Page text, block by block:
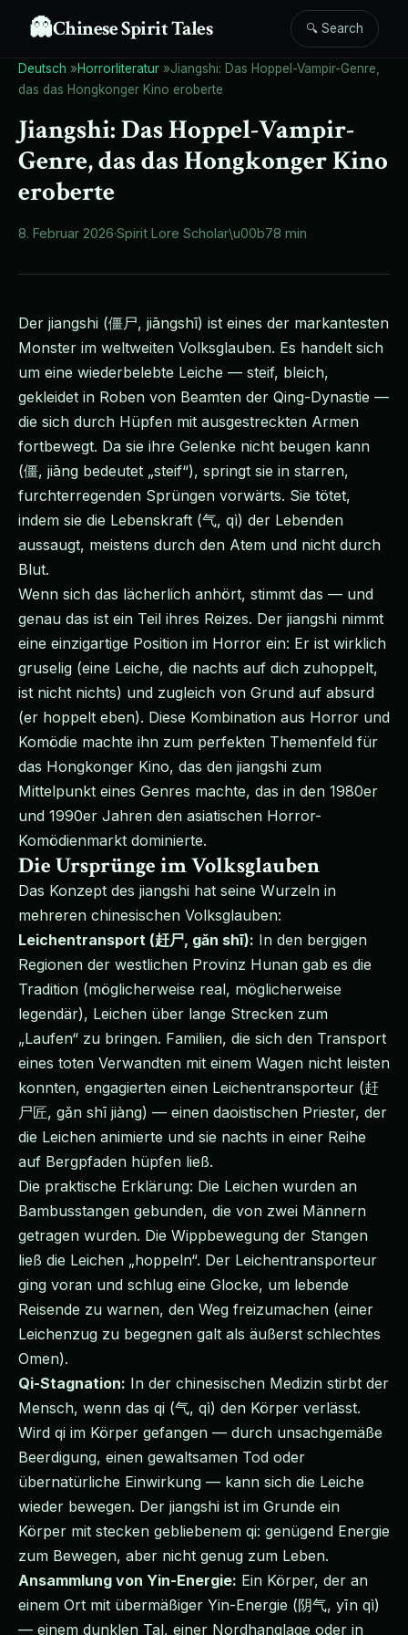
👻Chinese Spirit Tales 🔍 Search
Deutsch »Horrorliteratur »Jiangshi: Das Hoppel-Vampir-Genre,
das das Hongkonger Kino eroberte
Jiangshi: Das Hoppel-Vampir-
Genre, das das Hongkonger Kino
eroberte
8. Februar 2026·Spirit Lore Scholar\u00b78 min
Der jiangshi (僵尸, jiāngshī) ist eines der markantesten
Monster im weltweiten Volksglauben. Es handelt sich
um eine wiederbelebte Leiche — steif, bleich,
gekleidet in Roben von Beamten der Qing-Dynastie —
die sich durch Hüpfen mit ausgestreckten Armen
fortbewegt. Da sie ihre Gelenke nicht beugen kann
(僵, jiāng bedeutet „steif“), springt sie in starren,
furchterregenden Sprüngen vorwärts. Sie tötet,
indem sie die Lebenskraft (气, qì) der Lebenden
aussaugt, meistens durch den Atem und nicht durch
Blut.
Wenn sich das lächerlich anhört, stimmt das — und
genau das ist ein Teil ihres Reizes. Der jiangshi nimmt
eine einzigartige Position im Horror ein: Er ist wirklich
gruselig (eine Leiche, die nachts auf dich zuhoppelt,
ist nicht nichts) und zugleich von Grund auf absurd
(er hoppelt eben). Diese Kombination aus Horror und
Komödie machte ihn zum perfekten Themenfeld für
das Hongkonger Kino, das den jiangshi zum
Mittelpunkt eines Genres machte, das in den 1980er
und 1990er Jahren den asiatischen Horror-
Komödienmarkt dominierte.
Die Ursprünge im Volksglauben
Das Konzept des jiangshi hat seine Wurzeln in
mehreren chinesischen Volksglauben:
Leichentransport (赶尸, gǎn shī): In den bergigen
Regionen der westlichen Provinz Hunan gab es die
Tradition (möglicherweise real, möglicherweise
legendär), Leichen über lange Strecken zum
„Laufen“ zu bringen. Familien, die sich den Transport
eines toten Verwandten mit einem Wagen nicht leisten
konnten, engagierten einen Leichentransporteur (赶
尸匠, gǎn shī jiàng) — einen daoistischen Priester, der
die Leichen animierte und sie nachts in einer Reihe
auf Bergpfaden hüpfen ließ.
Die praktische Erklärung: Die Leichen wurden an
Bambusstangen gebunden, die von zwei Männern
getragen wurden. Die Wippbewegung der Stangen
ließ die Leichen „hoppeln“. Der Leichentransporteur
ging voran und schlug eine Glocke, um lebende
Reisende zu warnen, den Weg freizumachen (einer
Leichenzug zu begegnen galt als äußerst schlechtes
Omen).
Qi-Stagnation: In der chinesischen Medizin stirbt der
Mensch, wenn das qi (气, qì) den Körper verlässt.
Wird qi im Körper gefangen — durch unsachgemäße
Beerdigung, einen gewaltsamen Tod oder
übernatürliche Einwirkung — kann sich die Leiche
wieder bewegen. Der jiangshi ist im Grunde ein
Körper mit stecken gebliebenem qi: genügend Energie
zum Bewegen, aber nicht genug zum Leben.
Ansammlung von Yin-Energie: Ein Körper, der an
einem Ort mit übermäßiger Yin-Energie (阴气, yīn qì)
— einem dunklen Tal, einer Nordhanglage oder in